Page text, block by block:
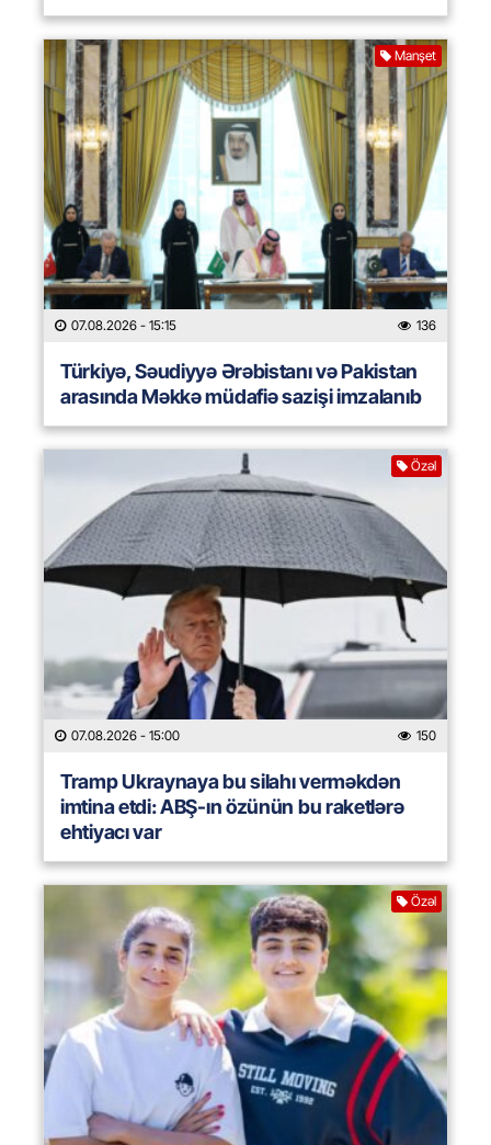
Manşet
07.08.2026 - 15:15 136
Türkiyə, Səudiyyə Ərəbistanı və Pakistan
arasında Məkkə müdafiə sazişi imzalanıb
Özəl
07.08.2026 - 15:00 150
Tramp Ukraynaya bu silahı verməkdən
imtina etdi: ABŞ-ın özünün bu raketlərə
ehtiyacı var
Özəl